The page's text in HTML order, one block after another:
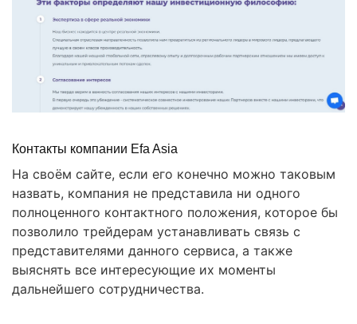
Контакты компании Efa Asia
На своём сайте, если его конечно можно таковым
назвать, компания не представила ни одного
полноценного контактного положения, которое бы
позволило трейдерам устанавливать связь с
представителями данного сервиса, а также
выяснять все интересующие их моменты
дальнейшего сотрудничества.